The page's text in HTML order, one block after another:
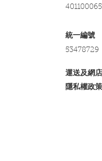
​統一編號
53478729
運送及網
隱私權政策